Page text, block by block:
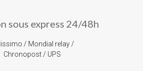
sous express 24/48h
/ Mondial relay /
Chronopost / UPS